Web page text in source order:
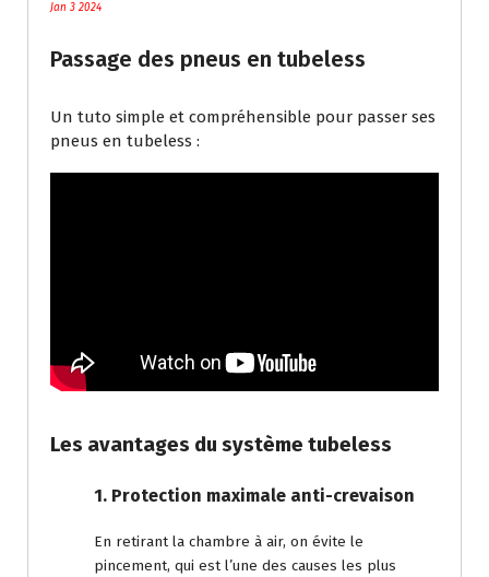
Jan 3 2024
Passage des pneus en tubeless
Un tuto simple et compréhensible pour passer ses
pneus en tubeless :
Les avantages du système tubeless
1. Protection maximale anti-crevaison
En retirant la chambre à air, on évite le
pincement, qui est l’une des causes les plus